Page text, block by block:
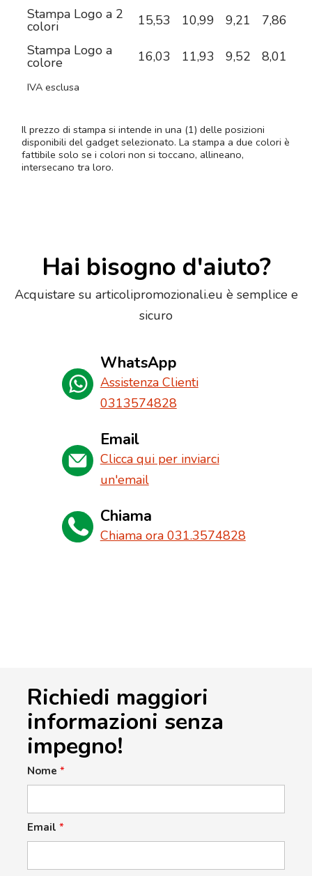
Stampa Logo a 2
colori 15,53 10,99 9,21 7,86
Stampa Logo a
colore 16,03 11,93 9,52 8,01
IVA esclusa
Il prezzo di stampa si intende in una (1) delle posizioni
disponibili del gadget selezionato. La stampa a due colori è
fattibile solo se i colori non si toccano, allineano,
intersecano tra loro.
Hai bisogno d'aiuto?
Acquistare su articolipromozionali.eu è semplice e
sicuro
WhatsApp
Assistenza Clienti
0313574828
Email
Clicca qui per inviarci
un'email
Chiama
Chiama ora 031.3574828
Richiedi maggiori
informazioni senza
impegno!
Nome *
Email *